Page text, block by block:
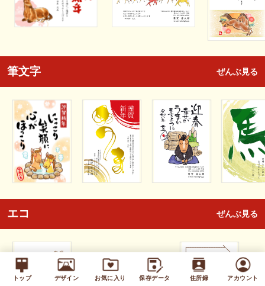
トップ デザイン お気に入り 保存データ 住所録 アカウント
筆文字 ぜんぶ見る
エコ ぜんぶ見る